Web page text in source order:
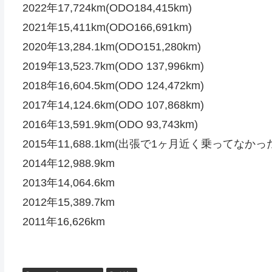
2022年17,724km(ODO184,415km)
2021年15,411km(ODO166,691km)
2020年13,284.1km(ODO151,280km)
2019年13,523.7km(ODO 137,996km)
2018年16,604.5km(ODO 124,472km)
2017年14,124.6km(ODO 107,868km)
2016年13,591.9km(ODO 93,743km)
2015年11,688.1km(出張で1ヶ月近く乗ってなかっ
2014年12,988.9km
2013年14,064.6km
2012年15,389.7km
2011年16,626km